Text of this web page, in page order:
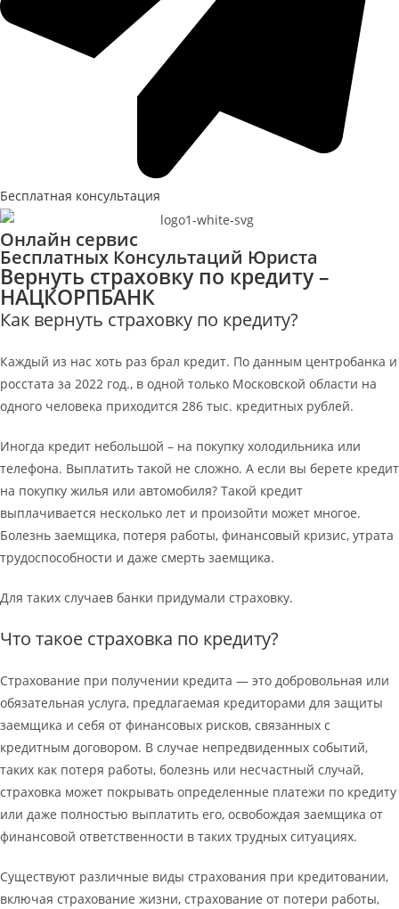
Бесплатная консультация
Онлайн сервис
Бесплатных Консультаций Юриста
Вернуть страховку по кредиту –
НАЦКОРПБАНК
Как вернуть страховку по кредиту?
Каждый из нас хоть раз брал кредит. По данным центробанка и
росстата за 2022 год., в одной только Московской области на
одного человека приходится 286 тыс. кредитных рублей.
Иногда кредит небольшой – на покупку холодильника или
телефона. Выплатить такой не сложно. А если вы берете кредит
на покупку жилья или автомобиля? Такой кредит
выплачивается несколько лет и произойти может многое.
Болезнь заемщика, потеря работы, финансовый кризис, утрата
трудоспособности и даже смерть заемщика.
Для таких случаев банки придумали страховку.
Что такое страховка по кредиту?
Страхование при получении кредита — это добровольная или
обязательная услуга, предлагаемая кредиторами для защиты
заемщика и себя от финансовых рисков, связанных с
кредитным договором. В случае непредвиденных событий,
таких как потеря работы, болезнь или несчастный случай,
страховка может покрывать определенные платежи по кредиту
или даже полностью выплатить его, освобождая заемщика от
финансовой ответственности в таких трудных ситуациях.
Существуют различные виды страхования при кредитовании,
включая страхование жизни, страхование от потери работы,